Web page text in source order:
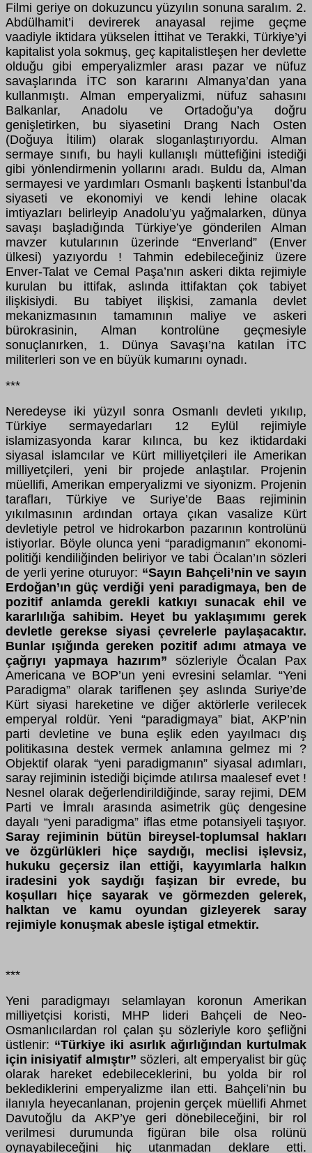
Filmi geriye on dokuzuncu yüzyılın sonuna saralım. 2.
Abdülhamit’i devirerek anayasal rejime geçme
vaadiyle iktidara yükselen İttihat ve Terakki, Türkiye’yi
kapitalist yola sokmuş, geç kapitalistleşen her devlette
olduğu gibi emperyalizmler arası pazar ve nüfuz
savaşlarında İTC son kararını Almanya’dan yana
kullanmıştı. Alman emperyalizmi, nüfuz sahasını
Balkanlar, Anadolu ve Ortadoğu’ya doğru
genişletirken, bu siyasetini Drang Nach Osten
(Doğuya İtilim) olarak sloganlaştırıyordu. Alman
sermaye sınıfı, bu hayli kullanışlı müttefiğini istediği
gibi yönlendirmenin yollarını aradı. Buldu da, Alman
sermayesi ve yardımları Osmanlı başkenti İstanbul’da
siyaseti ve ekonomiyi ve kendi lehine olacak
imtiyazları belirleyip Anadolu’yu yağmalarken, dünya
savaşı başladığında Türkiye’ye gönderilen Alman
mavzer kutularının üzerinde “Enverland” (Enver
ülkesi) yazıyordu ! Tahmin edebileceğiniz üzere
Enver-Talat ve Cemal Paşa’nın askeri dikta rejimiyle
kurulan bu ittifak, aslında ittifaktan çok tabiyet
ilişkisiydi. Bu tabiyet ilişkisi, zamanla devlet
mekanizmasının tamamının maliye ve askeri
bürokrasinin, Alman kontrolüne geçmesiyle
sonuçlanırken, 1. Dünya Savaşı’na katılan İTC
militerleri son ve en büyük kumarını oynadı.
***
Neredeyse iki yüzyıl sonra Osmanlı devleti yıkılıp,
Türkiye sermayedarları 12 Eylül rejimiyle
islamizasyonda karar kılınca, bu kez iktidardaki
siyasal islamcılar ve Kürt milliyetçileri ile Amerikan
milliyetçileri, yeni bir projede anlaştılar. Projenin
müellifi, Amerikan emperyalizmi ve siyonizm. Projenin
tarafları, Türkiye ve Suriye’de Baas rejiminin
yıkılmasının ardından ortaya çıkan vasalize Kürt
devletiyle petrol ve hidrokarbon pazarının kontrolünü
istiyorlar. Böyle olunca yeni “paradigmanın” ekonomi-
politiği kendiliğinden beliriyor ve tabi Öcalan’ın sözleri
de yerli yerine oturuyor: “Sayın Bahçeli’nin ve sayın
Erdoğan’ın güç verdiği yeni paradigmaya, ben de
pozitif anlamda gerekli katkıyı sunacak ehil ve
kararlılığa sahibim. Heyet bu yaklaşımımı gerek
devletle gerekse siyasi çevrelerle paylaşacaktır.
Bunlar ışığında gereken pozitif adımı atmaya ve
çağrıyı yapmaya hazırım” sözleriyle Öcalan Pax
Americana ve BOP’un yeni evresini selamlar. “Yeni
Paradigma” olarak tariflenen şey aslında Suriye’de
Kürt siyasi hareketine ve diğer aktörlerle verilecek
emperyal roldür. Yeni “paradigmaya” biat, AKP’nin
parti devletine ve buna eşlik eden yayılmacı dış
politikasına destek vermek anlamına gelmez mi ?
Objektif olarak “yeni paradigmanın” siyasal adımları,
saray rejiminin istediği biçimde atılırsa maalesef evet !
Nesnel olarak değerlendirildiğinde, saray rejimi, DEM
Parti ve İmralı arasında asimetrik güç dengesine
dayalı “yeni paradigma” iflas etme potansiyeli taşıyor.
Saray rejiminin bütün bireysel-toplumsal hakları
ve özgürlükleri hiçe saydığı, meclisi işlevsiz,
hukuku geçersiz ilan ettiği, kayyımlarla halkın
iradesini yok saydığı faşizan bir evrede, bu
koşulları hiçe sayarak ve görmezden gelerek,
halktan ve kamu oyundan gizleyerek saray
rejimiyle konuşmak abesle iştigal etmektir.
***
Yeni paradigmayı selamlayan koronun Amerikan
milliyetçisi koristi, MHP lideri Bahçeli de Neo-
Osmanlıcılardan rol çalan şu sözleriyle koro şefliğni
üstlenir: “Türkiye iki asırlık ağırlığından kurtulmak
için inisiyatif almıştır” sözleri, alt emperyalist bir güç
olarak hareket edebileceklerini, bu yolda bir rol
beklediklerini emperyalizme ilan etti. Bahçeli’nin bu
ilanıyla heyecanlanan, projenin gerçek müellifi Ahmet
Davutoğlu da AKP’ye geri dönebileceğini, bir rol
verilmesi durumunda figüran bile olsa rolünü
oynayabileceğini hiç utanmadan deklare etti.